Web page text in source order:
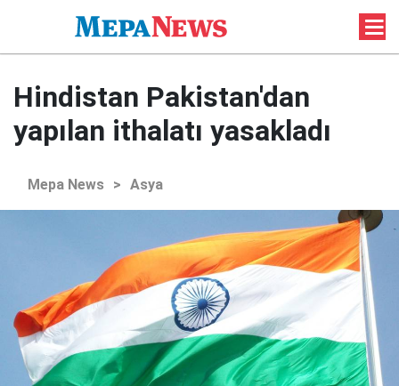
Hindistan Pakistan'dan
yapılan ithalatı yasakladı
Mepa News > Asya